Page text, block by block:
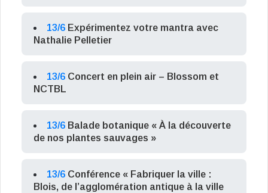
13/6 Expérimentez votre mantra avec
Nathalie Pelletier
13/6 Concert en plein air – Blossom et
NCTBL
13/6 Balade botanique « À la découverte
de nos plantes sauvages »
13/6 Conférence « Fabriquer la ville :
Blois, de l’agglomération antique à la ville